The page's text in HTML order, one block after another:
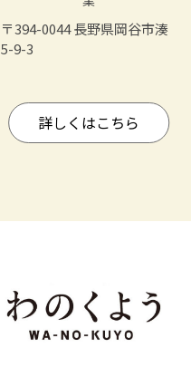
〒394-0044 長野県岡谷市湊
5-9-3
詳しくはこちら